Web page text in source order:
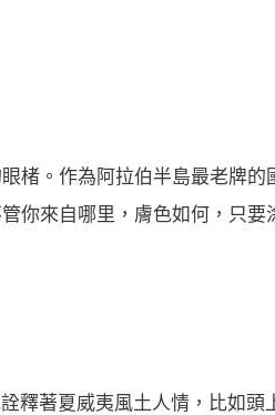
楮。作為阿拉伯半島最老牌
你來自哪里，膚色如何，只
釋著夏威夷風土人情，比如